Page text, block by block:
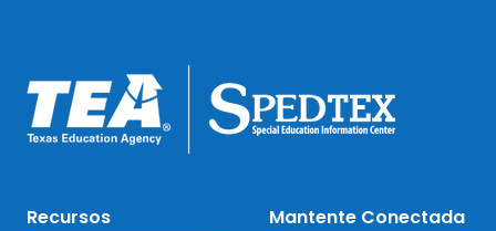
Recursos Mantente Conectada